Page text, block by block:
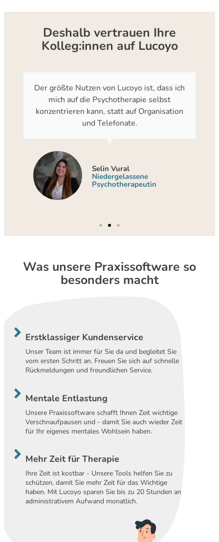
Deshalb vertrauen Ihre
Kolleg:innen auf Lucoyo
Der größte Nutzen von Lucoyo ist, dass ich
mich auf die Psychotherapie selbst
konzentrieren kann, statt auf Organisation
und Telefonate.
Selin Vural
Niedergelassene
Psychotherapeutin
Was unsere Praxissoftware so
besonders macht
Erstklassiger Kundenservice
Unser Team ist immer für Sie da und begleitet Sie
vom ersten Schritt an. Freuen Sie sich auf schnelle
Rückmeldungen und freundlichen Service.
Mentale Entlastung
Unsere Praxissoftware schafft Ihnen Zeit wichtige
Verschnaufpausen und - damit Sie auch wieder Zeit
für Ihr eigenes mentales Wohlsein haben.
Mehr Zeit für Therapie
Ihre Zeit ist kostbar - Unsere Tools helfen Sie zu
schützen, damit Sie mehr Zeit für das Wichtige
haben. Mit Lucoyo sparen Sie bis zu 20 Stunden an
administrativem Aufwand monatlich.